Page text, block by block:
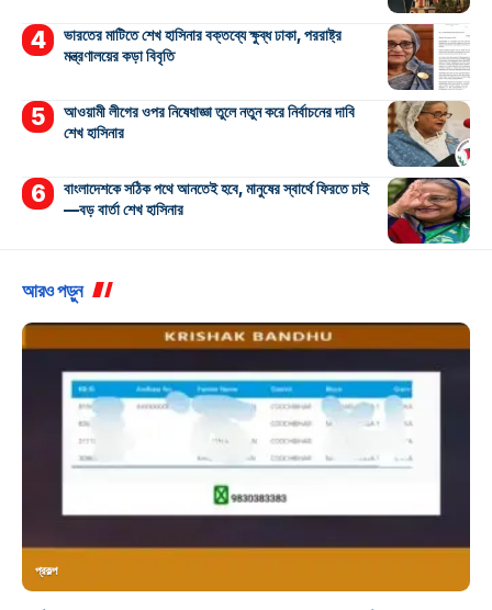
ভারতের মাটিতে শেখ হাসিনার বক্তব্যে ক্ষুব্ধ ঢাকা, পররাষ্ট্র
মন্ত্রণালয়ের কড়া বিবৃতি
আওয়ামী লীগের ওপর নিষেধাজ্ঞা তুলে নতুন করে নির্বাচনের দাবি
শেখ হাসিনার
বাংলাদেশকে সঠিক পথে আনতেই হবে, মানুষের স্বার্থে ফিরতে চাই
—বড় বার্তা শেখ হাসিনার
আরও পড়ুন
প্রকল্প